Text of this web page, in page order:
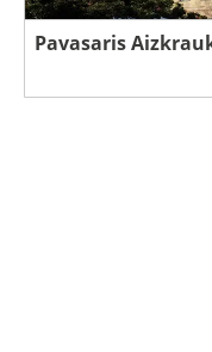
Pavasaris